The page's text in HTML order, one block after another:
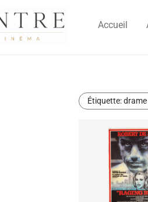
Accueil
Étiquette: